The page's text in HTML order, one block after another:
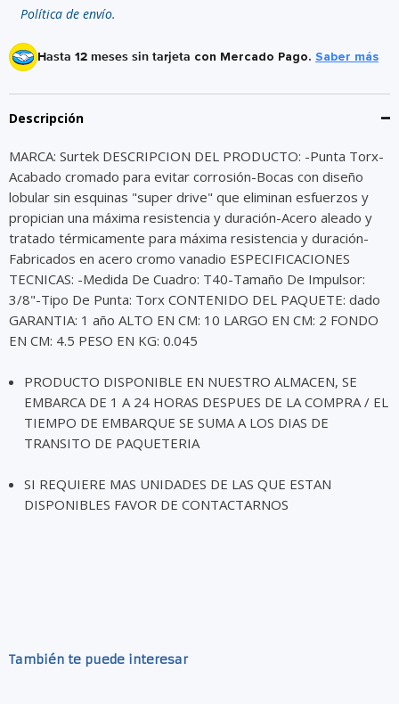
Política de envío.
Hasta 12 meses sin tarjeta con Mercado Pago. Saber más
Descripción
MARCA: Surtek DESCRIPCION DEL PRODUCTO: -Punta Torx-
Acabado cromado para evitar corrosión-Bocas con diseño
lobular sin esquinas "super drive" que eliminan esfuerzos y
propician una máxima resistencia y duración-Acero aleado y
tratado térmicamente para máxima resistencia y duración-
Fabricados en acero cromo vanadio ESPECIFICACIONES
TECNICAS: -Medida De Cuadro: T40-Tamaño De Impulsor:
3/8"-Tipo De Punta: Torx CONTENIDO DEL PAQUETE: dado
GARANTIA: 1 año ALTO EN CM: 10 LARGO EN CM: 2 FONDO
EN CM: 4.5 PESO EN KG: 0.045
PRODUCTO DISPONIBLE EN NUESTRO ALMACEN, SE
EMBARCA DE 1 A 24 HORAS DESPUES DE LA COMPRA / EL
TIEMPO DE EMBARQUE SE SUMA A LOS DIAS DE
TRANSITO DE PAQUETERIA
SI REQUIERE MAS UNIDADES DE LAS QUE ESTAN
DISPONIBLES FAVOR DE CONTACTARNOS
También te puede interesar